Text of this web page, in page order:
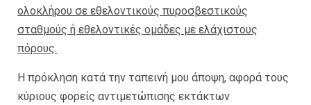
ολοκλήρου σε εθελοντικούς πυροσβεστικούς
σταθμούς ή εθελοντικές ομάδες με ελάχιστους
πόρους.
Η πρόκληση κατά την ταπεινή μου άποψη, αφορά τους
κύριους φορείς αντιμετώπισης εκτάκτων